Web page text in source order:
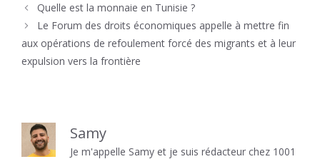
Quelle est la monnaie en Tunisie ?
Le Forum des droits économiques appelle à mettre fin
aux opérations de refoulement forcé des migrants et à leur
expulsion vers la frontière
Samy
Je m'appelle Samy et je suis rédacteur chez 1001